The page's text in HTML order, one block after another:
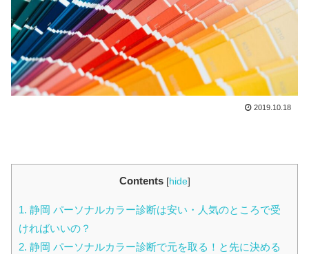
2019.10.18
Contents [hide]
1. 静岡 パーソナルカラー診断は安い・人気のところで受
ければいいの？
2. 静岡 パーソナルカラー診断で元を取る！と先に決める